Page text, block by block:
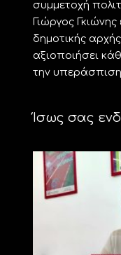
συμμετοχή
Γιώργος
δημοτικής
αξιοποιήσει
την
Ίσως σας